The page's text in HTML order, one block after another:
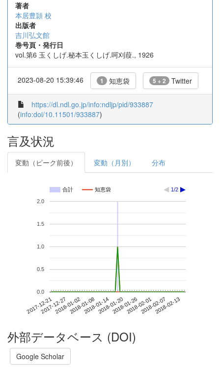
著者
本居豊頴 校
出版者
吉川弘文館
巻号頁・発行日
vol.第6 玉くしげ.秘本玉くしげ.呵刈葭., 1926
2023-08-20 15:39:46 1 知恵袋 5 + 2 Twitter
https://dl.ndl.go.jp/info:ndljp/pid/933887
(info:doi/10.11501/933887)
言及状況
変動（ピーク前後） 変動（月別） 分布
合計 知恵袋 1/2
2017-12-212017-12-272018-01-022018-01-082018-01-142018-01-202018-01-262018-02-012018-02-072018-02-13
0.0
0.5
1.0
1.5
2.0
外部データベース (DOI)
Google Scholar